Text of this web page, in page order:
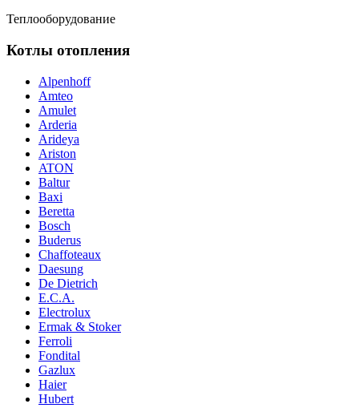
Теплооборудование
Котлы отопления
Alpenhoff
Amteo
Amulet
Arderia
Arideya
Ariston
ATON
Baltur
Baxi
Beretta
Bosch
Buderus
Chaffoteaux
Daesung
De Dietrich
E.C.A.
Electrolux
Ermak & Stoker
Ferroli
Fondital
Gazlux
Haier
Hubert